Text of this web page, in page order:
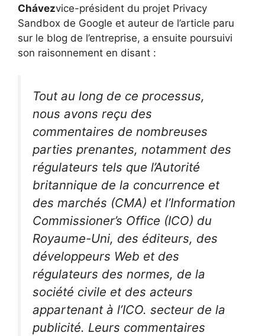
Chávezvice-président du projet Privacy
Sandbox de Google et auteur de l’article paru
sur le blog de l’entreprise, a ensuite poursuivi
son raisonnement en disant :
Tout au long de ce processus,
nous avons reçu des
commentaires de nombreuses
parties prenantes, notamment des
régulateurs tels que l’Autorité
britannique de la concurrence et
des marchés (CMA) et l’Information
Commissioner’s Office (ICO) du
Royaume-Uni, des éditeurs, des
développeurs Web et des
régulateurs des normes, de la
société civile et des acteurs
appartenant à l’ICO. secteur de la
publicité. Leurs commentaires